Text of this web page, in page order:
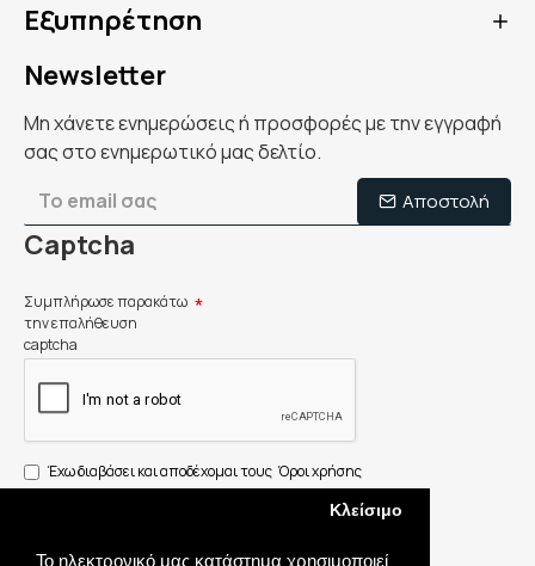
Το ηλεκτρονικό μας κατάστημα χρησιμοποιεί
Κλείσιμο
Εξυπηρέτηση
Newsletter
Μη χάνετε ενημερώσεις ή προσφορές με την εγγραφή
σας στο ενημερωτικό μας δελτίο.
Αποστολή
Captcha
Συμπλήρωσε παρακάτω
την επαλήθευση
captcha
Έχω διαβάσει και αποδέχομαι τους Όροι χρήσης